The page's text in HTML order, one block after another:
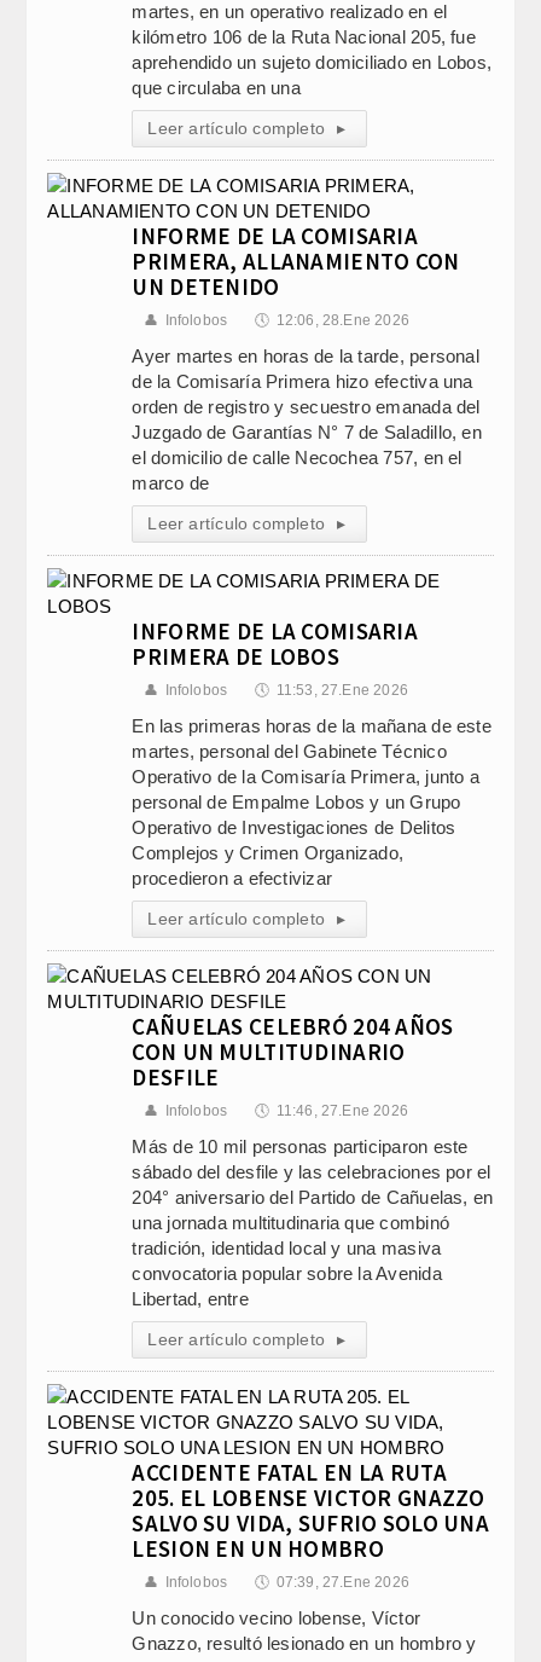
martes, en un operativo realizado en el
kilómetro 106 de la Ruta Nacional 205, fue
aprehendido un sujeto domiciliado en Lobos,
que circulaba en una
Leer artículo completo ▸
INFORME DE LA COMISARIA
PRIMERA, ALLANAMIENTO CON
UN DETENIDO
👤 Infolobos 🕔 12:06, 28.Ene 2026
Ayer martes en horas de la tarde, personal
de la Comisaría Primera hizo efectiva una
orden de registro y secuestro emanada del
Juzgado de Garantías N° 7 de Saladillo, en
el domicilio de calle Necochea 757, en el
marco de
Leer artículo completo ▸
INFORME DE LA COMISARIA
PRIMERA DE LOBOS
👤 Infolobos 🕔 11:53, 27.Ene 2026
En las primeras horas de la mañana de este
martes, personal del Gabinete Técnico
Operativo de la Comisaría Primera, junto a
personal de Empalme Lobos y un Grupo
Operativo de Investigaciones de Delitos
Complejos y Crimen Organizado,
procedieron a efectivizar
Leer artículo completo ▸
CAÑUELAS CELEBRÓ 204 AÑOS
CON UN MULTITUDINARIO
DESFILE
👤 Infolobos 🕔 11:46, 27.Ene 2026
Más de 10 mil personas participaron este
sábado del desfile y las celebraciones por el
204° aniversario del Partido de Cañuelas, en
una jornada multitudinaria que combinó
tradición, identidad local y una masiva
convocatoria popular sobre la Avenida
Libertad, entre
Leer artículo completo ▸
ACCIDENTE FATAL EN LA RUTA
205. EL LOBENSE VICTOR GNAZZO
SALVO SU VIDA, SUFRIO SOLO UNA
LESION EN UN HOMBRO
👤 Infolobos 🕔 07:39, 27.Ene 2026
Un conocido vecino lobense, Víctor
Gnazzo, resultó lesionado en un hombro y